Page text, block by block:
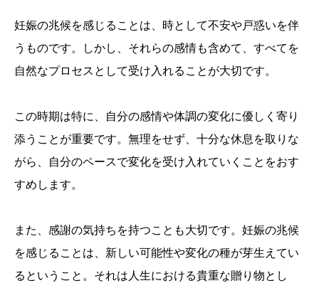
妊娠の兆候を感じることは、時として不安や戸惑いを伴
うものです。しかし、それらの感情も含めて、すべてを
自然なプロセスとして受け入れることが大切です。
この時期は特に、自分の感情や体調の変化に優しく寄り
添うことが重要です。無理をせず、十分な休息を取りな
がら、自分のペースで変化を受け入れていくことをおす
すめします。
また、感謝の気持ちを持つことも大切です。妊娠の兆候
を感じることは、新しい可能性や変化の種が芽生えてい
るということ。それは人生における貴重な贈り物とし